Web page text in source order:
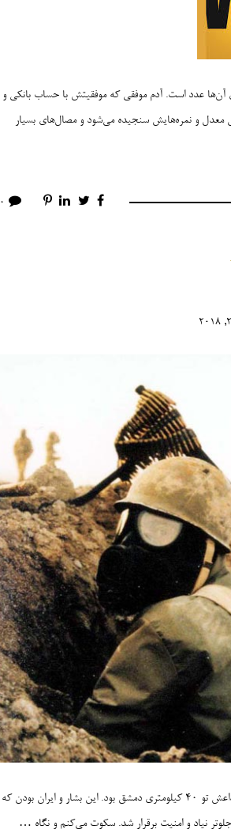
آن‌ها عدد است. آدم موفقی که موفقیتش با حساب بانکی و
معدل و نمره‌هایش سنجیده می‌شود و مصال‌های بسیار
0
جاسم میگه تو بگو اگه بشار می‌رفت کی باید جاش می‌اومد؟ سه سال قبل که اومدم تهران، داعش تو 40 کیلومتری دمشق بود. این بشار و ایران بودن که
نیاد و امنیت برقرار شد. سکوت می‌کنم و نگاه …